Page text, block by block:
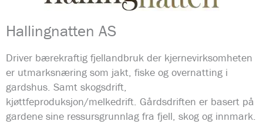
Hallingnatten AS
Driver bærekraftig fjellandbruk der kjernevirksomheten
er utmarksnæring som jakt, fiske og overnatting i
gardshus. Samt skogsdrift,
kjøttfeproduksjon/melkedrift. Gårdsdriften er basert på
gardene sine ressursgrunnlag fra fjell, skog og innmark.